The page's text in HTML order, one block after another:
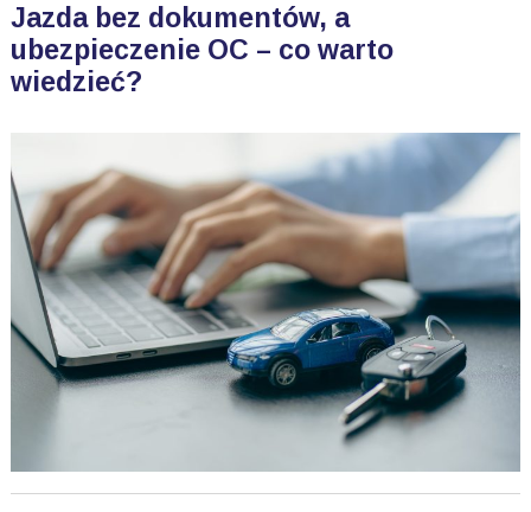
Jazda bez dokumentów, a
ubezpieczenie OC – co warto
wiedzieć?